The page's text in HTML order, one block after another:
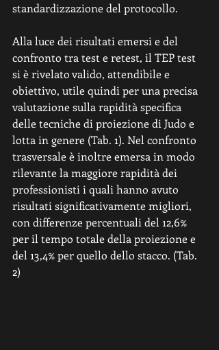
standardizzazione del protocollo.
Alla luce dei risultati emersi e del
confronto tra test e retest, il TEP test
si è rivelato valido, attendibile e
obiettivo, utile quindi per una precisa
valutazione sulla rapidità specifica
delle tecniche di proiezione di Judo e
lotta in genere (Tab. 1). Nel confronto
trasversale è inoltre emersa in modo
rilevante la maggiore rapidità dei
professionisti i quali hanno avuto
risultati significativamente migliori,
con differenze percentuali del 12,6%
per il tempo totale della proiezione e
del 13,4% per quello dello stacco. (Tab.
2)